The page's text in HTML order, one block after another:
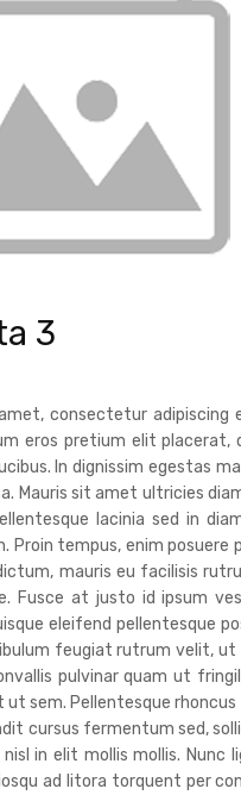
3
consectetur adipiscing
eros pretium elit
In dignissim egestas
Mauris sit amet ultricies
lacinia sed in
Proin tempus, enim
mauris eu facilisis
Fusce at justo id ipsum
eleifend pellentesque
feugiat rutrum velit,
pulvinar quam ut
sem. Pellentesque
cursus fermentum sed,
in elit mollis mollis.
ad litora torquent per